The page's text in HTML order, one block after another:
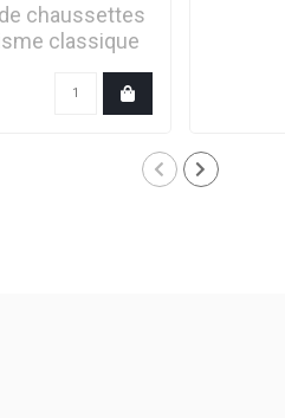
chaussettes
classique
les a..